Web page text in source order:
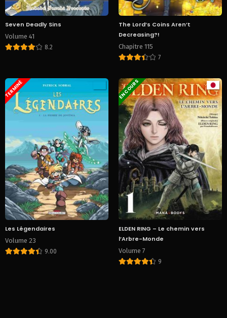
Seven Deadly Sins
Volume 41
8.2
The Lord’s Coins Aren’t
Decreasing?!
Chapitre 115
7
TERMINÉ
Les Légendaires
Volume 23
9.00
EN COURS
ELDEN RING – Le chemin vers
l’Arbre-Monde
Volume 7
9